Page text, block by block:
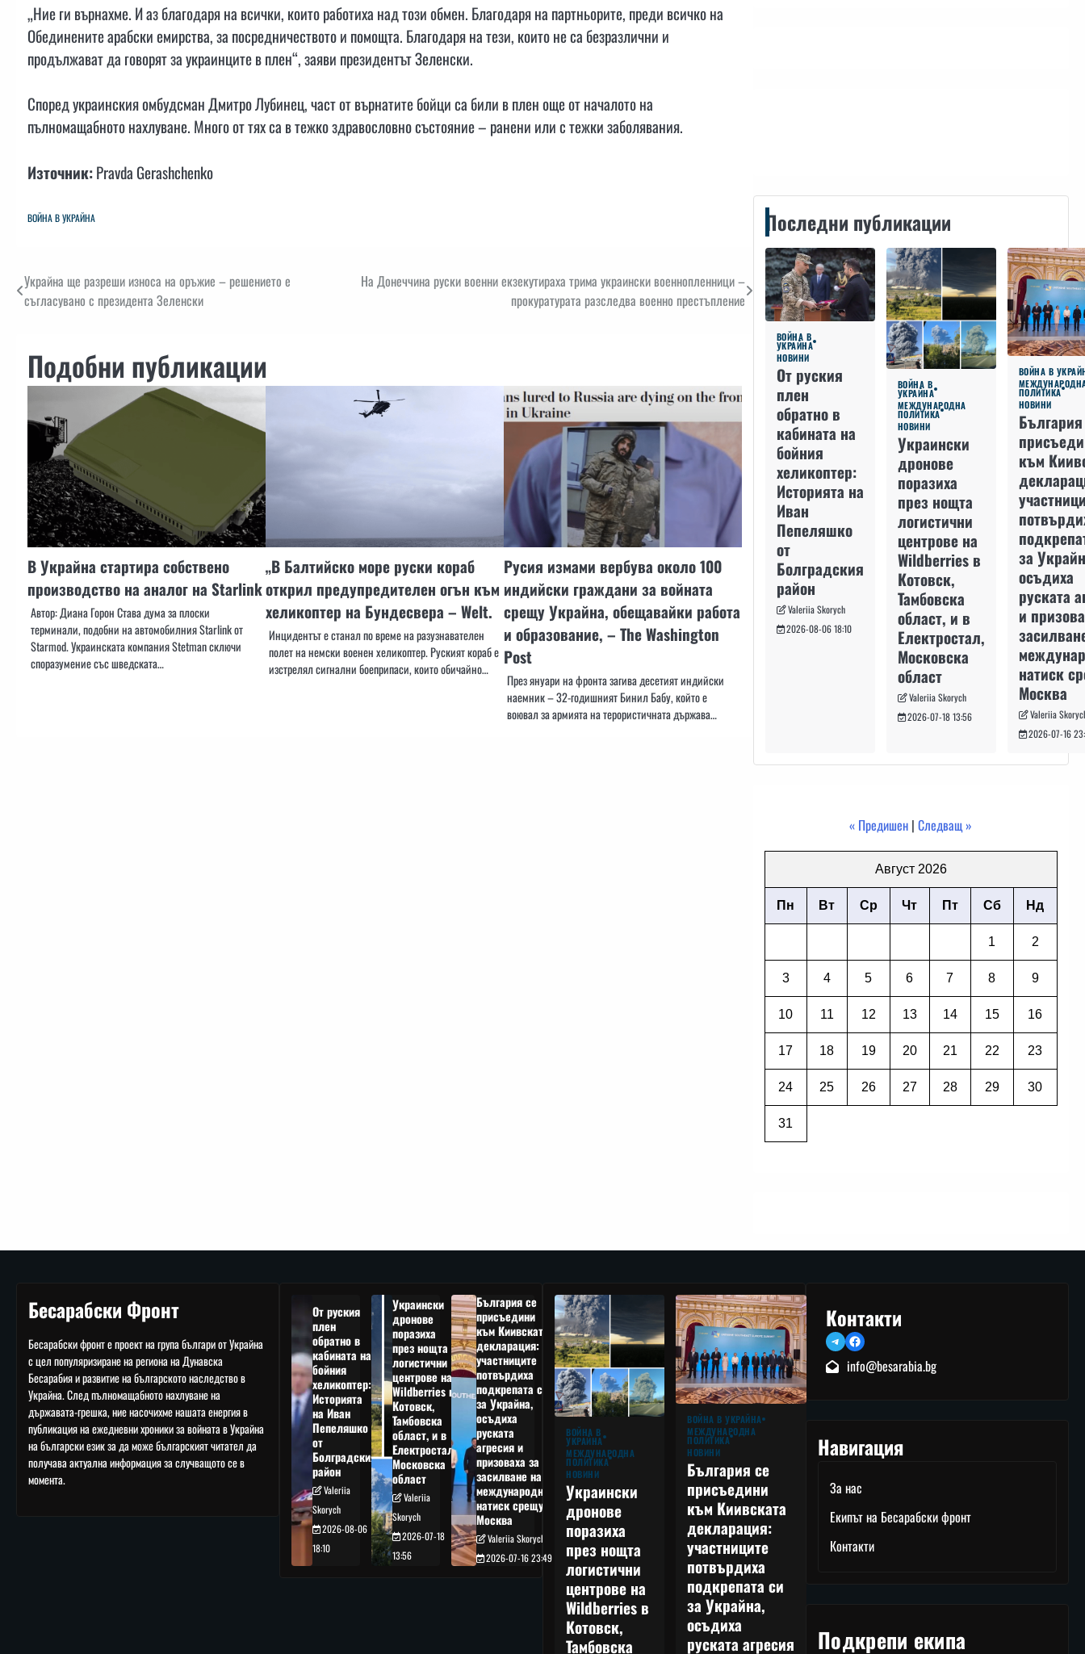
„Ние ги върнахме. И аз благодаря на всички, които работиха над този обмен. Благодаря на партньорите, преди всичко на
Обединените арабски емирства, за посредничеството и помощта. Благодаря на тези, които не са безразлични и
продължават да говорят за украинците в плен“, заяви президентът Зеленски.
Според украинския омбудсман Дмитро Лубинец, част от върнатите бойци са били в плен още от началото на
пълномащабното нахлуване. Много от тях са в тежко здравословно състояние – ранени или с тежки заболявания.
Източник:Pravda Gerashchenko
ВОЙНА В УКРАЙНА
Навигация
Украйна ще разреши износа на оръжие – решението е
съгласувано с президента Зеленски
На Донеччина руски военни екзекутираха трима украински военнопленници –
прокуратурата разследва военно престъпление
Подобни публикации
В Украйна стартира собствено
производство на аналог на Starlink
Автор: Диана Горон Става дума за плоски
терминали, подобни на автомобилния Starlink от
Starmod. Украинската компания Stetman сключи
споразумение със шведската…
„В Балтийско море руски кораб
открил предупредителен огън към
хеликоптер на Бундесвера – Welt.
Инцидентът е станал по време на разузнавателен
полет на немски военен хеликоптер. Руският кораб е
изстрелял сигнални боеприпаси, които обичайно…
Русия измами вербува около 100
индийски граждани за войната
срещу Украйна, обещавайки работа
и образование, – The Washington
Post
През януари на фронта загива десетият индийски
наемник – 32-годишният Бинил Бабу, който е
воювал за армията на терористичната държава…
Последни публикации
ВОЙНА В
УКРАЙНА
НОВИНИ
От руския
плен
обратно в
кабината на
бойния
хеликоптер:
Историята на
Иван
Пепеляшко
от
Болградския
район
Valeriia Skorych
2026-08-06 18:10
ВОЙНА В
УКРАЙНА
МЕЖДУНАРОДНА
ПОЛИТИКА
НОВИНИ
Украински
дронове
поразиха
през нощта
логистични
центрове на
Wildberries в
Котовск,
Тамбовска
област, и в
Електростал,
Московска
област
Valeriia Skorych
2026-07-18 13:56
ВОЙНА В
ПОЛИТИКА
НОВИНИ
към
за
осъдиха
руската
и
натиск
Москва
Valeriia
2026-07-16
« Предишен |Следващ »
Август 2026
Пн Вт Ср Чт Пт Сб Нд
1 2
3 4 5 6 7 8 9
10 11 12 13 14 15 16
17 18 19 20 21 22 23
24 25 26 27 28 29 30
31
Бесарабски Фронт
Бесарабски фронт е проект на група българи от Украйна
с цел популяризиране на региона на Дунавска
Бесарабия и развитие на българското наследство в
Украйна. След пълномащабното нахлуване на
държавата-грешка, ние насочихме нашата енергия в
публикация на ежедневни хроники за войната в Украйна
на български език за да може българският читател да
получава актуална информация за случващото се в
момента.
От руския
плен
обратно в
кабината на
бойния
хеликоптер:
Историята
на Иван
Пепеляшко
от
Болградския
район
Valeriia
Skorych
2026-08-06
18:10
Украински
дронове
поразиха
през нощта
логистични
центрове на
Wildberries в
Котовск,
Тамбовска
област, и в
Електростал,
Московска
област
Valeriia
Skorych
2026-07-18
13:56
България се
присъедини
към Киивската
декларация:
участниците
потвърдиха
подкрепата си
за Украйна,
осъдиха
руската
агресия и
призоваха за
засилване на
международния
натиск срещу
Москва
Valeriia Skorych
2026-07-16 23:49
ВОЙНА В
УКРАЙНА
МЕЖДУНАРОДНА
ПОЛИТИКА
НОВИНИ
Украински
дронове
поразиха
през нощта
логистични
центрове на
Wildberries в
Котовск,
Тамбовска
ВОЙНА В УКРАЙНА
МЕЖДУНАРОДНА
ПОЛИТИКА
НОВИНИ
България се
присъедини
към Киивската
декларация:
участниците
потвърдиха
подкрепата си
за Украйна,
осъдиха
руската агресия
Контакти
TelegramFacebook
info@besarabia.bg
Навигация
За нас
Екипът на Бесарабски фронт
Контакти
Подкрепи екипа